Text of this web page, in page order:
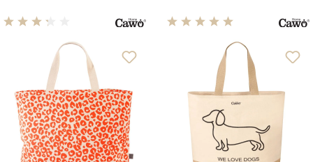
Durchschnittliche Bewertung von 3.25 von 5 Sternen
Durchschnittliche